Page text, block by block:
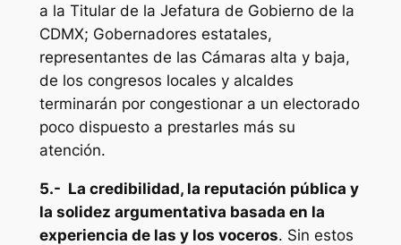
a la Titular de la Jefatura de Gobierno de la
CDMX; Gobernadores estatales,
representantes de las Cámaras alta y baja,
de los congresos locales y alcaldes
terminarán por congestionar a un electorado
poco dispuesto a prestarles más su
atención.
5.- La credibilidad, la reputación pública y
la solidez argumentativa basada en la
experiencia de las y los voceros. Sin estos